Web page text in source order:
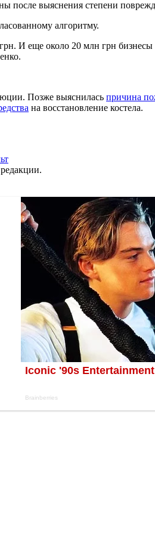
после выяснения степени
алгоритму.
И еще около 20 млн грн бизнесы
Позже выяснилась причина
на восстановление костела.